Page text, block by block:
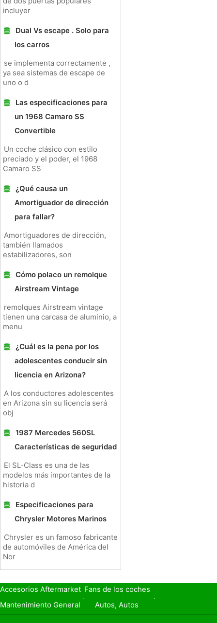
incluyer
Dual Vs escape . Solo para
los carros
se implementa correctamente ,
ya sea sistemas de escape de
uno o d
Las especificaciones para
un 1968 Camaro SS
Convertible
Un coche clásico con estilo
preciado y el poder, el 1968
Camaro SS
¿Qué causa un
Amortiguador de dirección
para fallar?
Amortiguadores de dirección,
también llamados
estabilizadores, son
Cómo polaco un remolque
Airstream Vintage
remolques Airstream vintage
tienen una carcasa de aluminio, a
menu
¿Cuál es la pena por los
adolescentes conducir sin
licencia en Arizona?
A los conductores adolescentes
en Arizona sin su licencia será
obj
1987 Mercedes 560SL
Características de seguridad
El SL-Class es una de las
modelos más importantes de la
historia d
Especificaciones para
Chrysler Motores Marinos
Chrysler es un famoso fabricante
de automóviles de América del
Nor
Accesorios Aftermarket Fans de los coches
Seguro de Coche
Préstamos y Financiación
Mantenimiento General
Autos, Autos
Seguridad Vial
Combustibles